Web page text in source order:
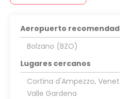
Aeropuerto
Bolzano (BZO)
Lugares cercanos
Cortina d'Ampezzo,
Valle Gardena